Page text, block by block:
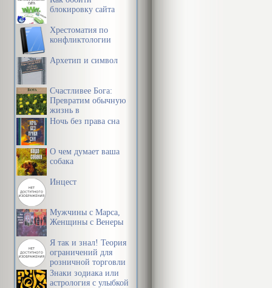
блокировку сайта
Хрестоматия по
конфликтологии
Архетип и символ
Счастливее Бога:
Превратим обычную
жизнь в
необыкновенное
Ночь без права сна
О чем думает ваша
собака
Инцест
Мужчины с Марса,
Женщины с Венеры
Я так и знал! Теория
ограничений для
розничной торговли
Знаки зодиака или
астрология с улыбкой